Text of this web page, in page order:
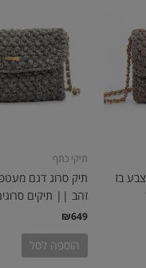
בז
תיקי כתף
תיק סרוג דגם
זהב || תיקים
₪649
הוספה לסל